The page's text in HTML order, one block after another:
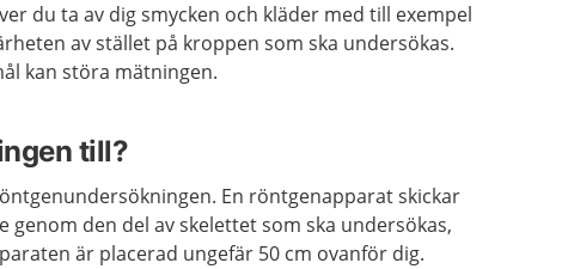
du ta av dig smycken och kläder med till exempel
av stället på kroppen som ska undersökas.
kan störa mätningen.
till?
En röntgenapparat skickar
genom den del av skelettet som ska undersökas,
är placerad ungefär 50 cm ovanför dig.